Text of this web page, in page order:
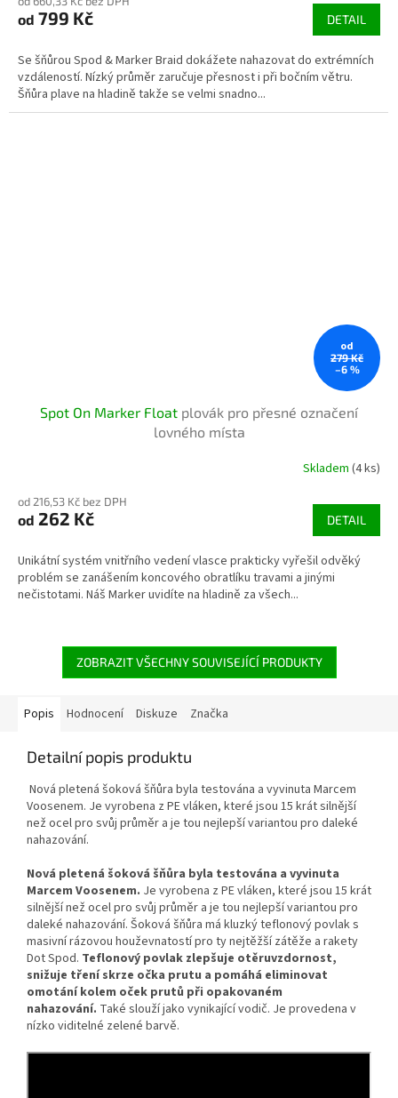
od 799 Kč DETAIL
Se šňůrou Spod & Marker Braid dokážete nahazovat do extrémních
vzdáleností. Nízký průměr zaručuje přesnost i při bočním větru.
Šňůra plave na hladině takže se velmi snadno...
od
279 Kč
–6 %
Spot On Marker Float plovák pro přesné označení
lovného místa
Skladem (4 ks)
od 216,53 Kč bez DPH
od 262 Kč DETAIL
Unikátní systém vnitřního vedení vlasce prakticky vyřešil odvěký
problém se zanášením koncového obratlíku travami a jinými
nečistotami. Náš Marker uvidíte na hladině za všech...
ZOBRAZIT VŠECHNY SOUVISEJÍCÍ PRODUKTY
Popis Hodnocení Diskuze Značka
Detailní popis produktu
Nová pletená šoková šňůra byla testována a vyvinuta Marcem
Voosenem. Je vyrobena z PE vláken, které jsou 15 krát silnější
než ocel pro svůj průměr a je tou nejlepší variantou pro daleké
nahazování.
Nová pletená šoková šňůra byla testována a vyvinuta
Marcem Voosenem. Je vyrobena z PE vláken, které jsou 15 krát
silnější než ocel pro svůj průměr a je tou nejlepší variantou pro
daleké nahazování. Šoková šňůra má kluzký teflonový povlak s
masivní rázovou houževnatostí pro ty nejtěžší zátěže a rakety
Dot Spod. Teflonový povlak zlepšuje otěruvzdornost,
snižuje tření skrze očka prutu a pomáhá eliminovat
omotání kolem oček prutů při opakovaném
nahazování. Také slouží jako vynikající vodič. Je provedena v
nízko viditelné zelené barvě.